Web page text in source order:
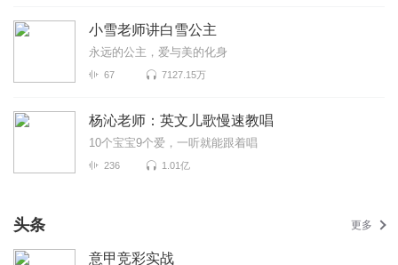
小雪老师讲白雪公主
永远的公主，爱与美的化身
67 7127.15万
杨沁老师：英文儿歌慢速教唱
10个宝宝9个爱，一听就能跟着唱
236 1.01亿
头条 更多
意甲竞彩实战